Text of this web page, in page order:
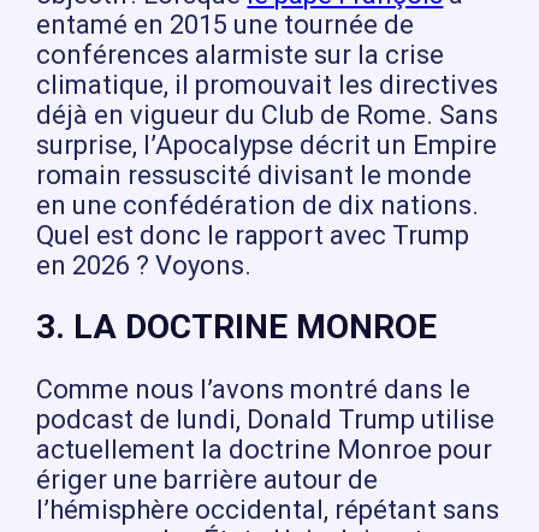
entamé en 2015 une tournée de
conférences alarmiste sur la crise
climatique, il promouvait les directives
déjà en vigueur du Club de Rome. Sans
surprise, l’Apocalypse décrit un Empire
romain ressuscité divisant le monde
en une confédération de dix nations.
Quel est donc le rapport avec Trump
en 2026 ? Voyons.
3. LA DOCTRINE MONROE
Comme nous l’avons montré dans le
podcast de lundi, Donald Trump utilise
actuellement la doctrine Monroe pour
ériger une barrière autour de
l’hémisphère occidental, répétant sans